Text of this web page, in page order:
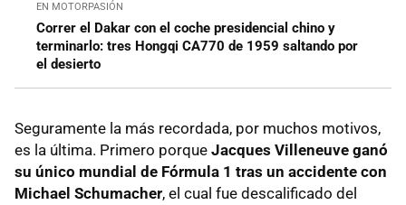
EN MOTORPASIÓN
Correr el Dakar con el coche presidencial chino y
terminarlo: tres Hongqi CA770 de 1959 saltando por
el desierto
Seguramente la más recordada, por muchos motivos,
es la última. Primero porque Jacques Villeneuve ganó
su único mundial de Fórmula 1 tras un accidente con
Michael Schumacher, el cual fue descalificado del